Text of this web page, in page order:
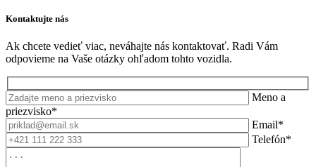
Kontaktujte nás
Ak chcete vedieť viac, neváhajte nás kontaktovať. Radi Vám
odpovieme na Vaše otázky ohľadom tohto vozidla.
Meno a
priezvisko*
Email*
Telefón*